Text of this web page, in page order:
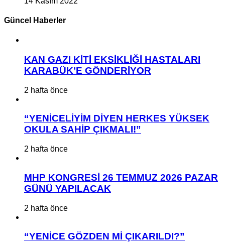
Güncel Haberler
KAN GAZI KİTİ EKSİKLİĞİ HASTALARI
KARABÜK’E GÖNDERİYOR
2 hafta önce
“YENİCELİYİM DİYEN HERKES YÜKSEK
OKULA SAHİP ÇIKMALI!”
2 hafta önce
MHP KONGRESİ 26 TEMMUZ 2026 PAZAR
GÜNÜ YAPILACAK
2 hafta önce
“YENİCE GÖZDEN Mİ ÇIKARILDI?”